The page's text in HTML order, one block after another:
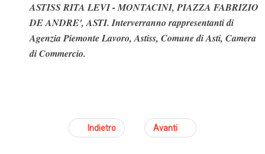
ASTISS RITA LEVI - MONTACINI, PIAZZA FABRIZIO
DE ANDRE', ASTI. Interverranno rappresentanti di
Agenzia Piemonte Lavoro, Astiss, Comune di Asti, Camera
di Commercio.
Indietro Avanti